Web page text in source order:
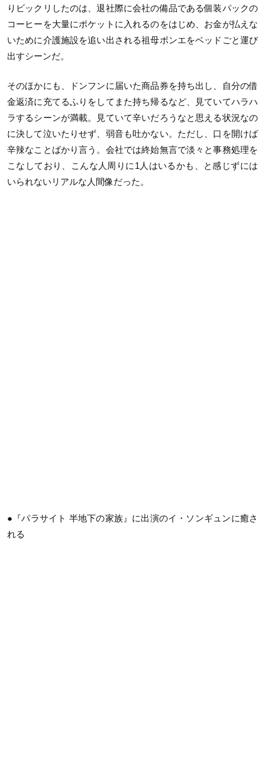
りビックリしたのは、退社際に会社の備品である個装パックの
コーヒーを大量にポケットに入れるのをはじめ、お金が払えな
いために介護施設を追い出される祖母ボンエをベッドごと運び
出すシーンだ。
そのほかにも、ドンフンに届いた商品券を持ち出し、自分の借
金返済に充てるふりをしてまた持ち帰るなど、見ていてハラハ
ラするシーンが満載。見ていて辛いだろうなと思える状況なの
に決して泣いたりせず、弱音も吐かない。ただし、口を開けば
辛辣なことばかり言う。会社では終始無言で淡々と事務処理を
こなしており、こんな人周りに1人はいるかも、と感じずには
いられないリアルな人間像だった。
●『パラサイト 半地下の家族』に出演のイ・ソンギュンに癒さ
れる